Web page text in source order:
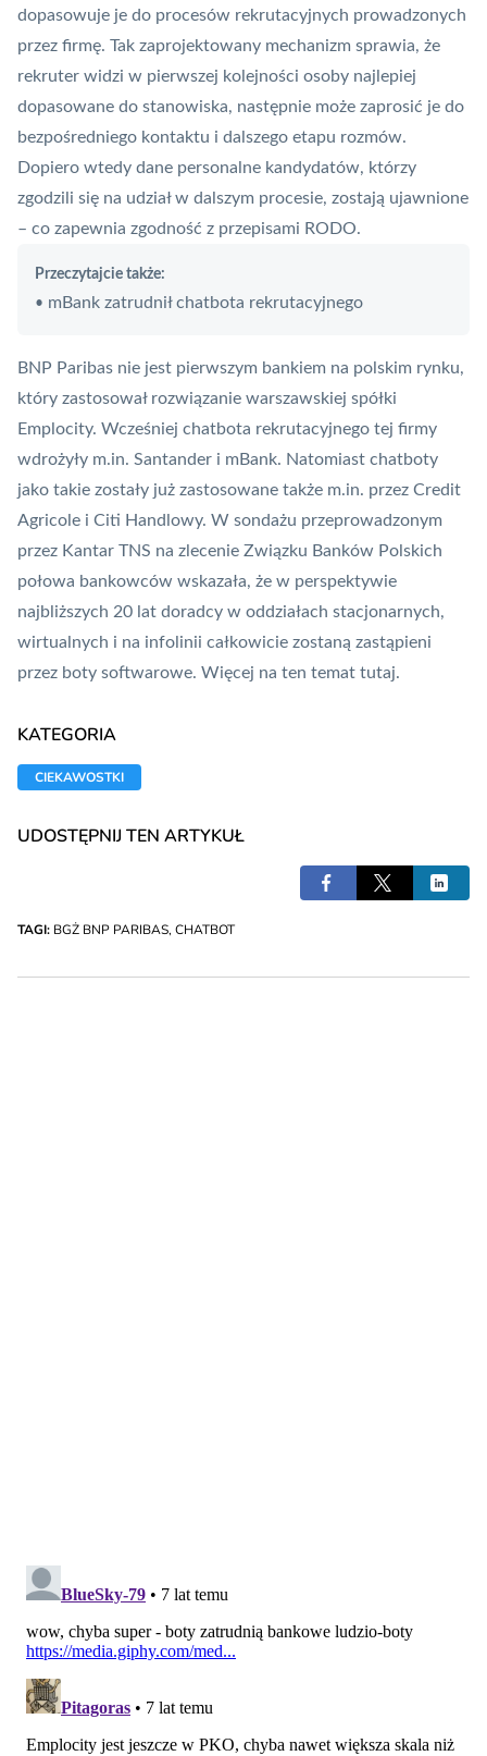
dopasowuje je do procesów rekrutacyjnych prowadzonych
przez firmę. Tak zaprojektowany mechanizm sprawia, że
rekruter widzi w pierwszej kolejności osoby najlepiej
dopasowane do stanowiska, następnie może zaprosić je do
bezpośredniego kontaktu i dalszego etapu rozmów.
Dopiero wtedy dane personalne kandydatów, którzy
zgodzili się na udział w dalszym procesie, zostają ujawnione
– co zapewnia zgodność z przepisami RODO.
Przeczytajcie także:
• mBank zatrudnił chatbota rekrutacyjnego
BNP Paribas nie jest pierwszym bankiem na polskim rynku,
który zastosował rozwiązanie warszawskiej spółki
Emplocity. Wcześniej chatbota rekrutacyjnego tej firmy
wdrożyły m.in. Santander i mBank. Natomiast chatboty
jako takie zostały już zastosowane także m.in. przez Credit
Agricole i Citi Handlowy. W sondażu przeprowadzonym
przez Kantar TNS na zlecenie Związku Banków Polskich
połowa bankowców wskazała, że w perspektywie
najbliższych 20 lat doradcy w oddziałach stacjonarnych,
wirtualnych i na infolinii całkowicie zostaną zastąpieni
przez boty softwarowe. Więcej na ten temat tutaj.
KATEGORIA
CIEKAWOSTKI
UDOSTĘPNIJ TEN ARTYKUŁ
TAGI: BGŻ BNP PARIBAS, CHATBOT